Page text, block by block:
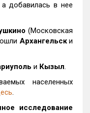
добавилась в нее
(Московская
Архангельски
и Кызыл.
населенных
.
исследование